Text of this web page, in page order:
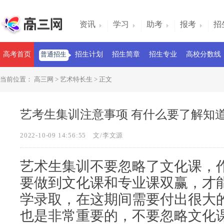
资讯 学习 助考 报考 招
高考首页 普通招生 招生计划 招生简章 招生专业 高校分数线
当前位置： 高三网 > 艺术特长生 > 正文
艺考生集训注意事项 有什么要了解知
2022-10-09 14:56:55 文/李文源
艺术生集训不要忽略了文化课，
要做到文化课和专业课双赢，才
学录取，在这期间需要付出很大
也是非常重要的，不要忽略文化